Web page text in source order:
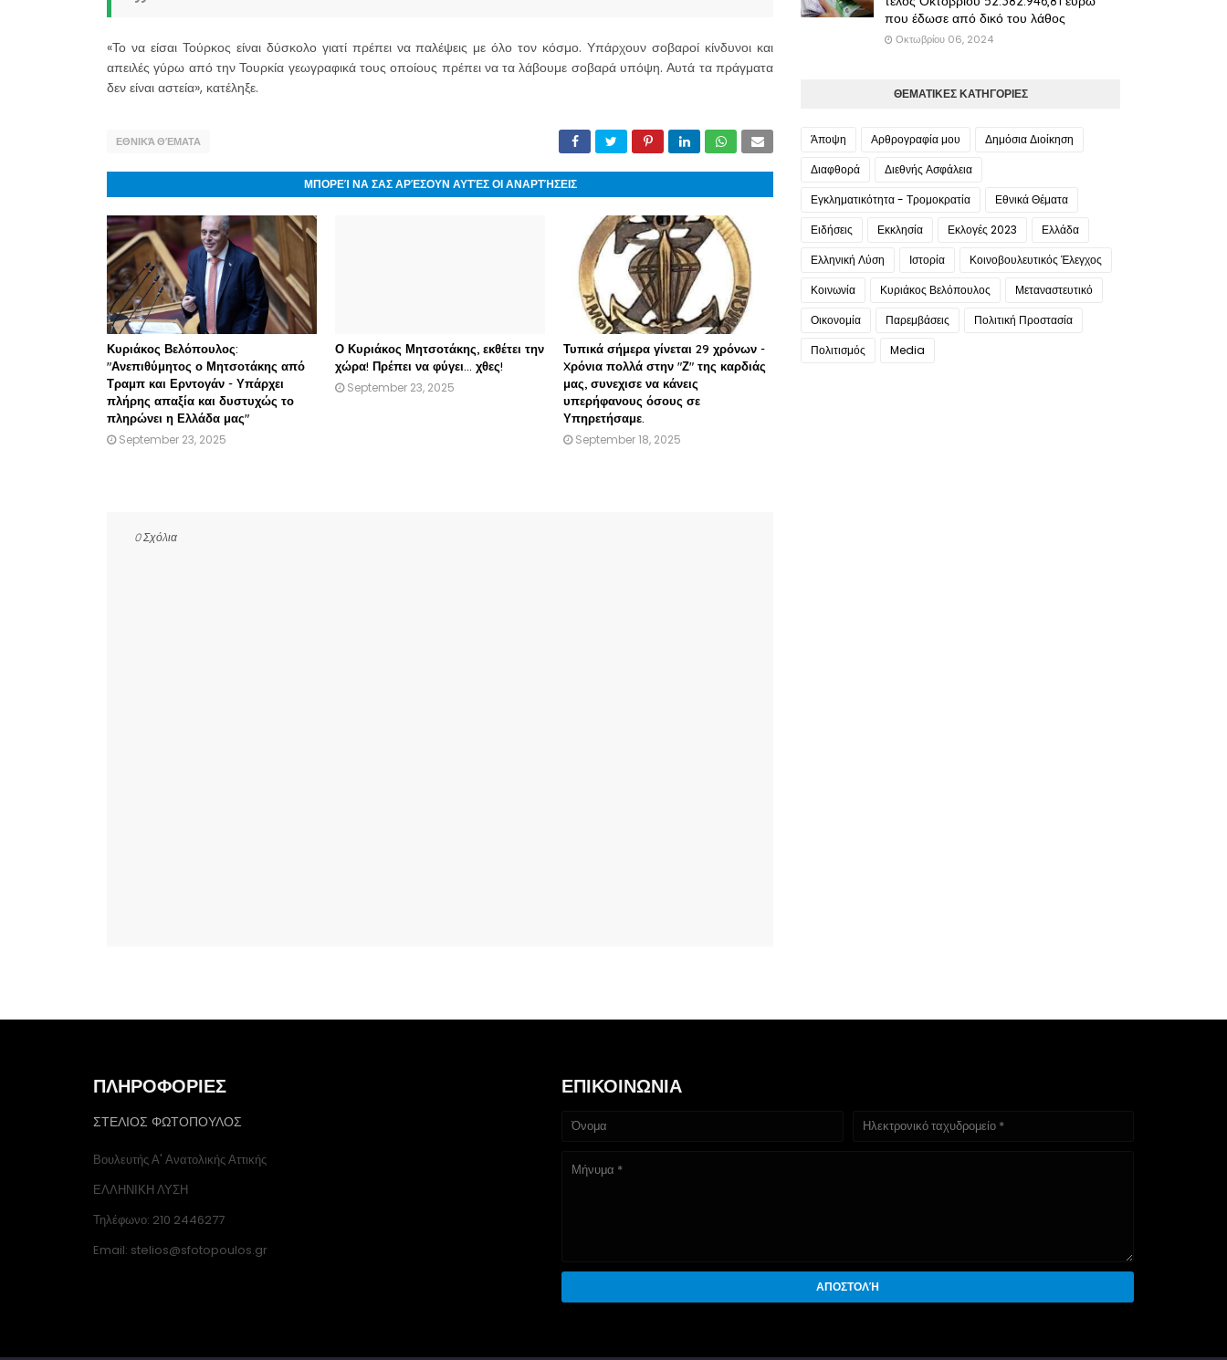
«Το να είσαι Τούρκος είναι δύσκολο γιατί πρέπει να παλέψεις με όλο τον κόσμο. Υπάρχουν σοβαροί κίνδυνοι και
απειλές γύρω από την Τουρκία γεωγραφικά τους οποίους πρέπει να τα λάβουμε σοβαρά υπόψη. Αυτά τα πράγματα
δεν είναι αστεία», κατέληξε.
ΕΘΝΙΚΆ ΘΈΜΑΤΑ
ΜΠΟΡΕΊ ΝΑ ΣΑΣ ΑΡΈΣΟΥΝ ΑΥΤΈΣ ΟΙ ΑΝΑΡΤΉΣΕΙΣ
Κυριάκος Βελόπουλος:
"Ανεπιθύμητος ο Μητσοτάκης από
Τραμπ και Ερντογάν - Υπάρχει
πλήρης απαξία και δυστυχώς το
πληρώνει η Ελλάδα μας"
September 23, 2025
Ο Κυριάκος Μητσοτάκης, εκθέτει την
χώρα! Πρέπει να φύγει… χθες!
September 23, 2025
Τυπικά σήμερα γίνεται 29 χρόνων -
Xρόνια πολλά στην "Ζ" της καρδιάς
μας, συνεχισε να κάνεις
υπερήφανους όσους σε
Υπηρετήσαμε.
September 18, 2025
0 Σχόλια
που έδωσε από δικό του λάθος
Οκτωβρίου 06, 2024
ΘΕΜΑΤΙΚΕΣ ΚΑΤΗΓΟΡΙΕΣ
Άποψη Αρθρογραφία μου
Δημόσια Διοίκηση
Διαφθορά
Διεθνής Ασφάλεια
Εγκληματικότητα - Τρομοκρατία
Εθνικά Θέματα
Ειδήσεις
Εκκλησία Εκλογές 2023
Ελλάδα
Ελληνική Λύση
Ιστορία
Κοινοβουλευτικός Έλεγχος
Κοινωνία
Κυριάκος Βελόπουλος
Μεταναστευτικό
Οικονομία
Παρεμβάσεις
Πολιτική Προστασία
Πολιτισμός
Media
ΠΛΗΡΟΦΟΡΙΕΣ
ΣΤΕΛΙΟΣ ΦΩΤΟΠΟΥΛΟΣ
Βουλευτής Α' Ανατολικής Αττικής
ΕΛΛΗΝΙΚΗ ΛΥΣΗ
Τηλέφωνο: 210 2446277
Email: stelios@sfotopoulos.gr
ΕΠΙΚΟΙΝΩΝΙΑ